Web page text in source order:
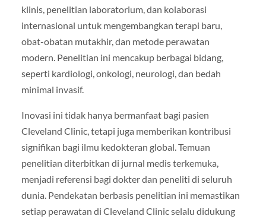
klinis, penelitian laboratorium, dan kolaborasi
internasional untuk mengembangkan terapi baru,
obat-obatan mutakhir, dan metode perawatan
modern. Penelitian ini mencakup berbagai bidang,
seperti kardiologi, onkologi, neurologi, dan bedah
minimal invasif.
Inovasi ini tidak hanya bermanfaat bagi pasien
Cleveland Clinic, tetapi juga memberikan kontribusi
signifikan bagi ilmu kedokteran global. Temuan
penelitian diterbitkan di jurnal medis terkemuka,
menjadi referensi bagi dokter dan peneliti di seluruh
dunia. Pendekatan berbasis penelitian ini memastikan
setiap perawatan di Cleveland Clinic selalu didukung